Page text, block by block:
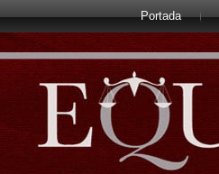
Portada